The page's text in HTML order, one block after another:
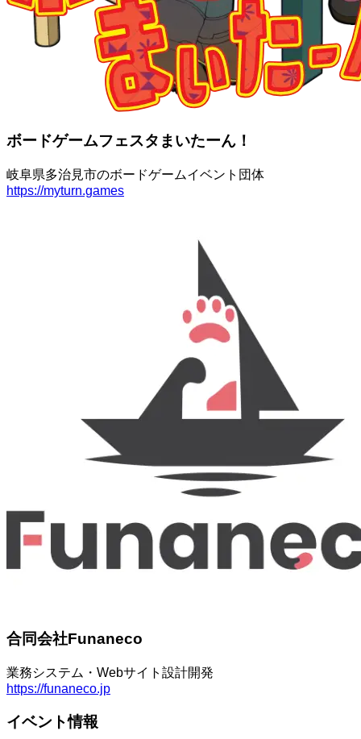
ボードゲームフェスタまいたーん！
岐阜県多治見市のボードゲームイベント団体
https://myturn.games
合同会社Funaneco
業務システム・Webサイト設計開発
https://funaneco.jp
イベント情報